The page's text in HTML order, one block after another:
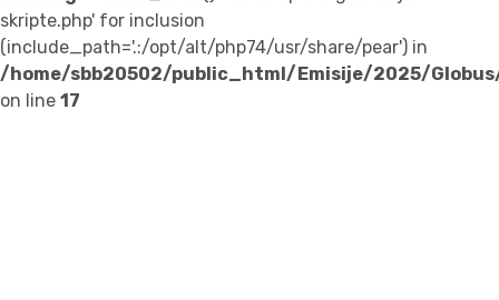
skripte.php' for inclusion
(include_path='.:/opt/alt/php74/usr/share/pear') in
/home/sbb20502/public_html/Emisije/2025/
on line 17